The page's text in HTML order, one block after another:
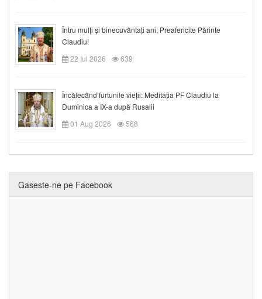
Întru mulți și binecuvântați ani, Preafericite Părinte
Claudiu!
22 Iul 2026
639
Încălecând furtunile vieții: Meditația PF Claudiu la
Duminica a IX-a după Rusalii
01 Aug 2026
568
Gaseste-ne pe Facebook